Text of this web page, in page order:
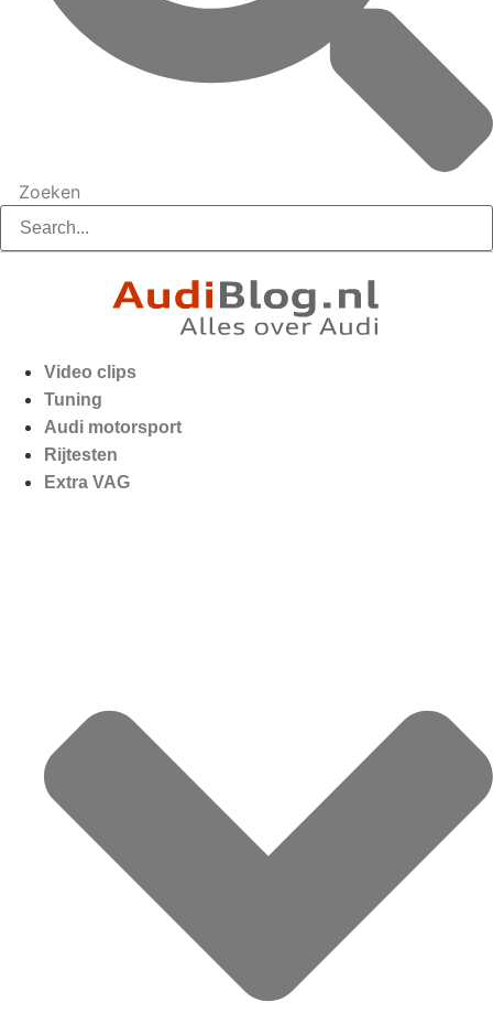
Zoeken
Video clips
Tuning
Audi motorsport
Rijtesten
Extra VAG